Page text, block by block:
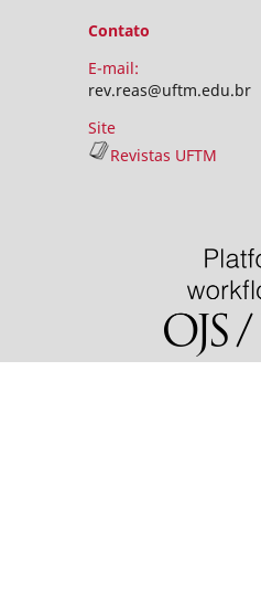
Contato
E-mail:
rev.reas@uftm.edu.br
Site
Revistas UFTM